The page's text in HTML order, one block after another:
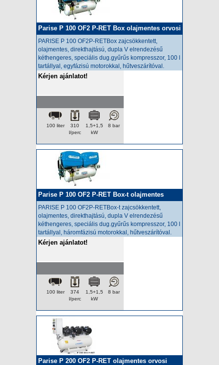
Parise P 100 OF2 P-RET Box olajmentes orvosi
kompresszor
PARISE P 100 OF2P-RETBox zajcsökkentett,
olajmentes, direkthajtású, dupla V elrendezésű
kéthengeres, speciális dug.gyűrűs kompresszor, 100 l
tartállyal, egyfázisú motorokkal, hűtveszárítóval.
Kérjen ajánlatot!
8 bar
1,5+1,5
kW
310
l/perc
100 liter
Parise P 100 OF2 P-RET Box-t olajmentes
orvosi kompresszor
PARISE P 100 OF2P-RETBox-t zajcsökkentett,
olajmentes, direkthajtású, dupla V elrendezésű
kéthengeres, speciális dug.gyűrűs kompresszor, 100 l
tartállyal, háromfázisú motorokkal, hűtveszárítóval.
Kérjen ajánlatot!
8 bar
1,5+1,5
kW
374
l/perc
100 liter
Parise P 200 OF2 P-RET olajmentes orvosi